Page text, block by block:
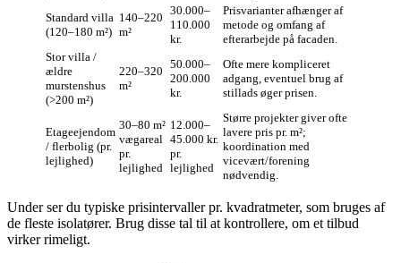
Standard villa
(120–180 m²)
140–220
m²
30.000–
110.000
kr.
Prisvarianter afhænger af
metode og omfang af
efterarbejde på facaden.
Stor villa /
ældre
murstenshus
(>200 m²)
220–320
m²
50.000–
200.000
kr.
Ofte mere kompliceret
adgang, eventuel brug af
stillads øger prisen.
Etageejendom
/ flerbolig (pr.
lejlighed)
30–80 m²
vægareal
pr.
lejlighed
12.000–
45.000 kr.
pr.
lejlighed
Større projekter giver ofte
lavere pris pr. m²;
koordination med
vicevært/forening
nødvendig.
Under ser du typiske prisintervaller pr. kvadratmeter, som bruges af
de fleste isolatører. Brug disse tal til at kontrollere, om et tilbud
virker rimeligt.